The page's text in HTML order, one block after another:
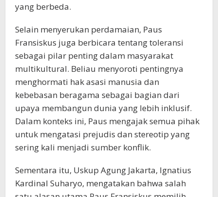
yang berbeda.
Selain menyerukan perdamaian, Paus
Fransiskus juga berbicara tentang toleransi
sebagai pilar penting dalam masyarakat
multikultural. Beliau menyoroti pentingnya
menghormati hak asasi manusia dan
kebebasan beragama sebagai bagian dari
upaya membangun dunia yang lebih inklusif.
Dalam konteks ini, Paus mengajak semua pihak
untuk mengatasi prejudis dan stereotip yang
sering kali menjadi sumber konflik.
Sementara itu, Uskup Agung Jakarta, Ignatius
Kardinal Suharyo, mengatakan bahwa salah